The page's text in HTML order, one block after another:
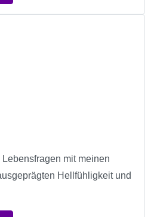
mit meinen
Hellfühligkeit und